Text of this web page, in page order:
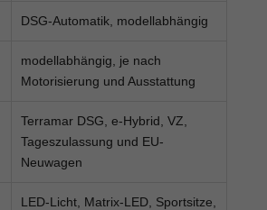
DSG-Automatik, modellabhängig
modellabhängig, je nach
Motorisierung und Ausstattung
Terramar DSG, e-Hybrid, VZ,
Tageszulassung und EU-
Neuwagen
LED-Licht, Matrix-LED, Sportsitze,